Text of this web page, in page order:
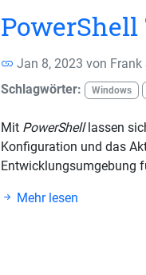
PowerShell
Jan 8, 2023 von Frank
Schlagwörter:
Windows
Mit PowerShelllassen
Konfiguration und das
Entwicklungsumgebung
Mehr lesen